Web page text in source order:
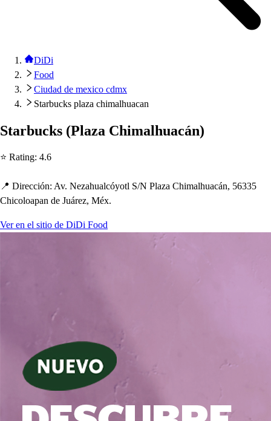
DiDi
Food
Ciudad de mexico cdmx
Starbucks plaza chimalhuacan
Starbucks (Plaza Chimalhuacán)
⭐ Rating: 4.6
📍 Dirección: Av. Nezahualcóyotl S/N Plaza Chimalhuacán, 56335
Chicoloapan de Juárez, Méx.
Ver en el sitio de DiDi Food